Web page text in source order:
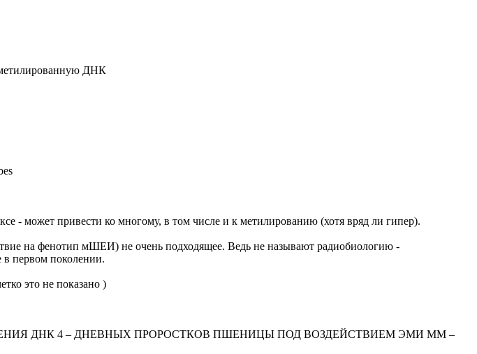
ДНК
- может привести ко многому, в том числе и к метилированию (хотя вряд ли гипер).
на фенотип мШЕИ) не очень подходящее. Ведь не называют радиобиологию -
в первом поколении.
это не показано )
ДНК 4 – ДНЕВНЫХ ПРОРОСТКОВ ПШЕНИЦЫ ПОД ВОЗДЕЙСТВИЕМ ЭМИ ММ –